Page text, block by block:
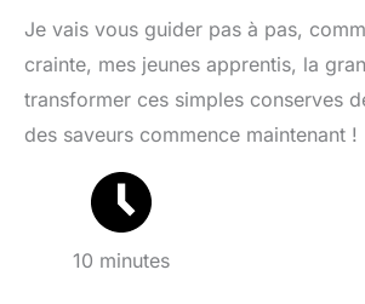
Je vais vous guider pas à pas,
crainte, mes jeunes apprentis, la
transformer ces simples conserves
des saveurs commence maintenant !
10 minutes